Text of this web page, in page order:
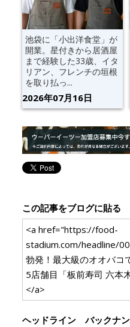
池袋に「小出洋食堂」が
開業。星付きから居酒屋
まで経験した33歳、イタ
リアン、フレンチの垣根
を取り払っ...
2026年07月16日
この記事をブログに貼る
<a href="https://food-
stadium.com/headline/
勃発！最大級のオオバコ
5店舗目「板前寿司 六本
</a>
ヘッドライン バックナ